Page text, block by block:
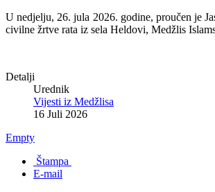
U nedjelju, 26. jula 2026. godine, proučen je
civilne žrtve rata iz sela Heldovi, Medžlis
Detalji
Urednik
Vijesti iz Medžlisa
16 Juli 2026
Empty
Štampa
E-mail